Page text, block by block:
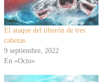
El ataque del tiburón de tres
cabezas
9 septiembre, 2022
En «Ocio»